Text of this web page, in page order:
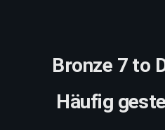
Bronze 7 to
Häufig